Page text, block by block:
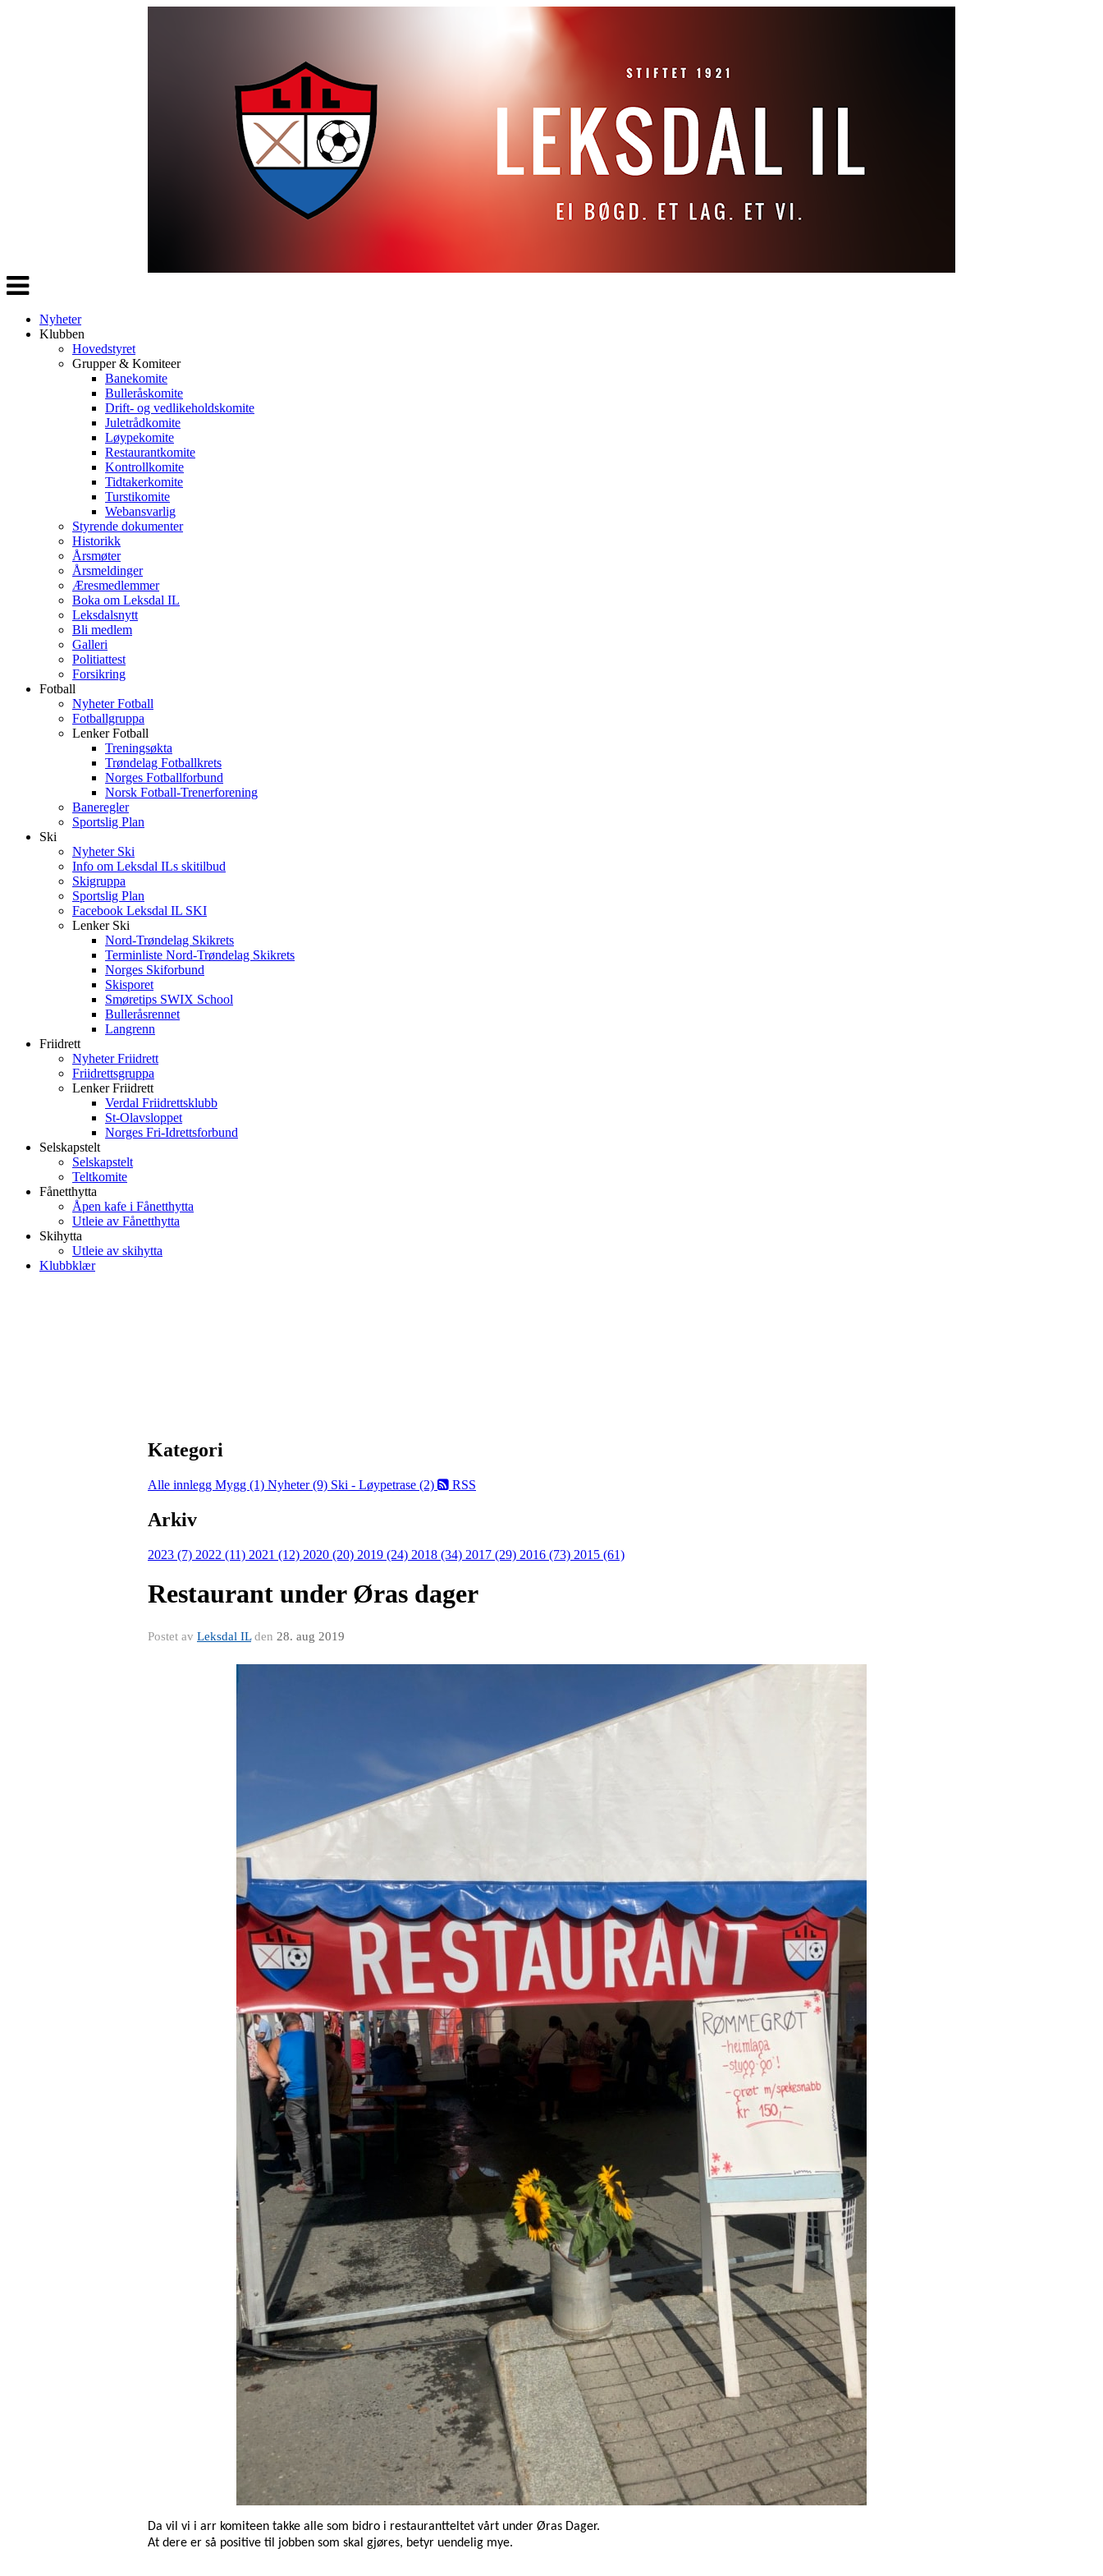
Veksle
navigasjon
Nyheter
Klubben
Hovedstyret
Grupper & Komiteer
Banekomite
Bulleråskomite
Drift- og vedlikeholdskomite
Juletrådkomite
Løypekomite
Restaurantkomite
Kontrollkomite
Tidtakerkomite
Turstikomite
Webansvarlig
Styrende dokumenter
Historikk
Årsmøter
Årsmeldinger
Æresmedlemmer
Boka om Leksdal IL
Leksdalsnytt
Bli medlem
Galleri
Politiattest
Forsikring
Fotball
Nyheter Fotball
Fotballgruppa
Lenker Fotball
Treningsøkta
Trøndelag Fotballkrets
Norges Fotballforbund
Norsk Fotball-Trenerforening
Baneregler
Sportslig Plan
Ski
Nyheter Ski
Info om Leksdal ILs skitilbud
Skigruppa
Sportslig Plan
Facebook Leksdal IL SKI
Lenker Ski
Nord-Trøndelag Skikrets
Terminliste Nord-Trøndelag Skikrets
Norges Skiforbund
Skisporet
Smøretips SWIX School
Bulleråsrennet
Langrenn
Friidrett
Nyheter Friidrett
Friidrettsgruppa
Lenker Friidrett
Verdal Friidrettsklubb
St-Olavsloppet
Norges Fri-Idrettsforbund
Selskapstelt
Selskapstelt
Teltkomite
Fånetthytta
Åpen kafe i Fånetthytta
Utleie av Fånetthytta
Skihytta
Utleie av skihytta
Klubbklær
Kategori
Alle innlegg Mygg (1) Nyheter (9) Ski - Løypetrase (2) RSS
Arkiv
2023 (7) 2022 (11) 2021 (12) 2020 (20) 2019 (24) 2018 (34) 2017 (29) 2016 (73) 2015 (61)
Restaurant under Øras dager
Postet av Leksdal ILden 28. aug 2019
Da vil vi i arr komiteen takke alle som bidro i restaurantteltet vårt under Øras Dager.
At dere er så positive til jobben som skal gjøres, betyr uendelig mye.